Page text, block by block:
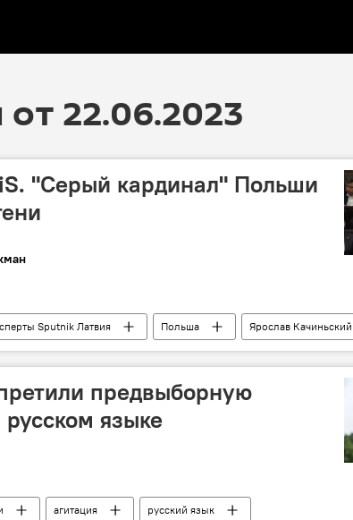
22.06.2023
"Серый кардинал" Польши
Sputnik Латвия Польша
Ярослав Качиньский
предвыборную
языке
агитация русский язык